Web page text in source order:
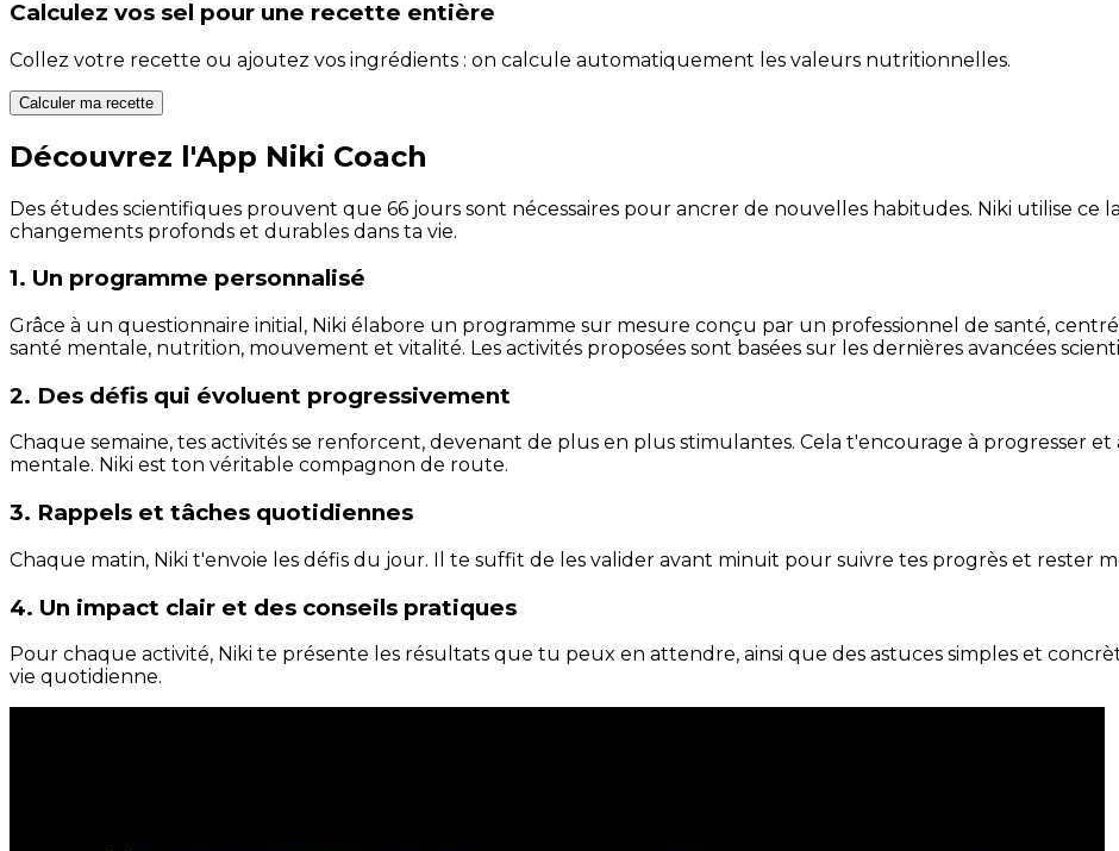
Calculez vos sel pour une recette entière
Collez votre recette ou ajoutez vos ingrédients : on calcule automatiquement les valeurs nutritionnelles.
Calculer ma recette
Découvrez l'App Niki Coach
Des études scientifiques prouvent que 66 jours sont nécessaires pour ancrer de nouvelles habitudes. Niki utilise ce
changements profonds et durables dans ta vie.
1. Un programme personnalisé
Grâce à un questionnaire initial, Niki élabore un programme sur mesure conçu par un professionnel de santé,
santé mentale, nutrition, mouvement et vitalité. Les activités proposées sont basées sur les dernières avancées
2. Des défis qui évoluent progressivement
Chaque semaine, tes activités se renforcent, devenant de plus en plus stimulantes. Cela t'encourage à progresser
mentale. Niki est ton véritable compagnon de route.
3. Rappels et tâches quotidiennes
Chaque matin, Niki t'envoie les défis du jour. Il te suffit de les valider avant minuit pour suivre tes progrès et rester
4. Un impact clair et des conseils pratiques
Pour chaque activité, Niki te présente les résultats que tu peux en attendre, ainsi que des astuces simples et
vie quotidienne.